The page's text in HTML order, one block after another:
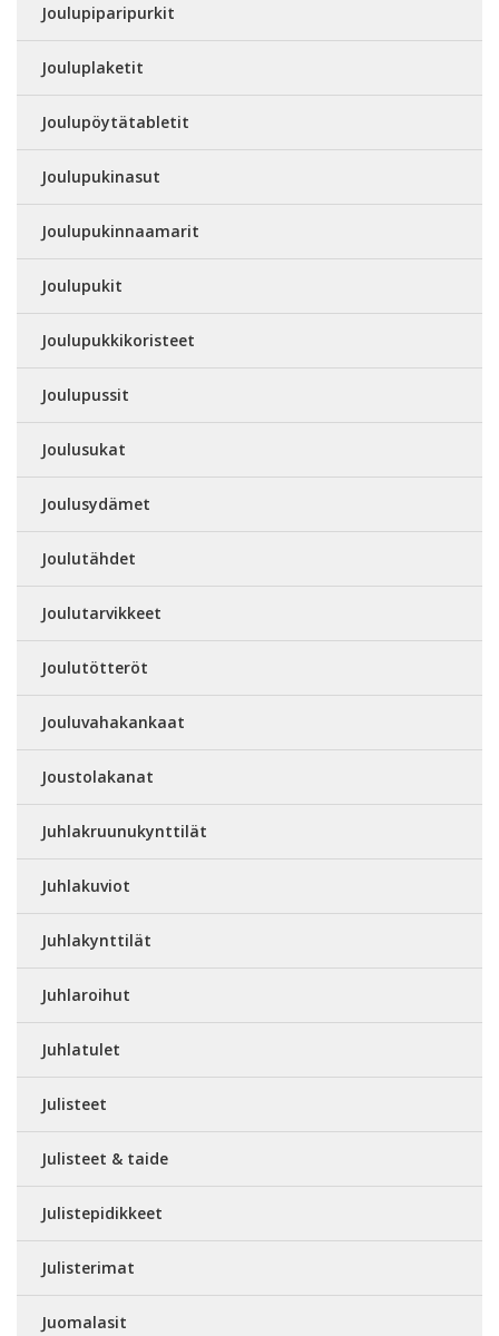
Joulupiparipurkit
Jouluplaketit
Joulupöytätabletit
Joulupukinasut
Joulupukinnaamarit
Joulupukit
Joulupukkikoristeet
Joulupussit
Joulusukat
Joulusydämet
Joulutähdet
Joulutarvikkeet
Joulutötteröt
Jouluvahakankaat
Joustolakanat
Juhlakruunukynttilät
Juhlakuviot
Juhlakynttilät
Juhlaroihut
Juhlatulet
Julisteet
Julisteet & taide
Julistepidikkeet
Julisterimat
Juomalasit